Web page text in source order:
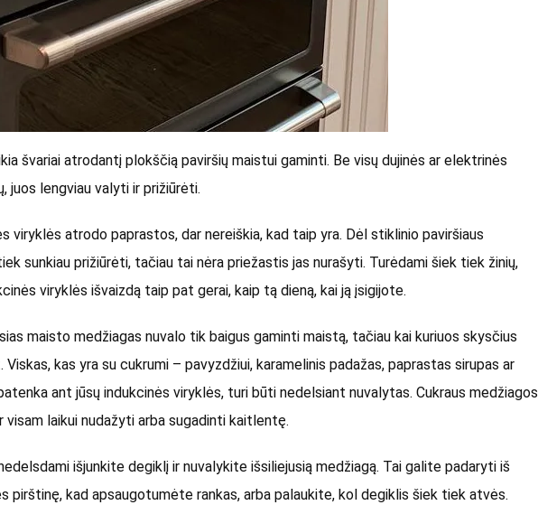
švariai atrodantį plokščią paviršių maistui gaminti. Be visų dujinės ar elektrinės
juos lengviau valyti ir prižiūrėti.
viryklės atrodo paprastos, dar nereiškia, kad taip yra. Dėl stiklinio paviršiaus
sunkiau prižiūrėti, tačiau tai nėra priežastis jas nurašyti. Turėdami šiek tiek žinių,
viryklės išvaizdą taip pat gerai, kaip tą dieną, kai ją įsigijote.
maisto medžiagas nuvalo tik baigus gaminti maistą, tačiau kai kuriuos skysčius
kas yra su cukrumi – pavyzdžiui, karamelinis padažas, paprastas sirupas ar
ant jūsų indukcinės viryklės, turi būti nedelsiant nuvalytas. Cukraus medžiagos
visam laikui nudažyti arba sugadinti kaitlentę.
išjunkite degiklį ir nuvalykite išsiliejusią medžiagą. Tai galite padaryti iš
pirštinę, kad apsaugotumėte rankas, arba palaukite, kol degiklis šiek tiek atvės.